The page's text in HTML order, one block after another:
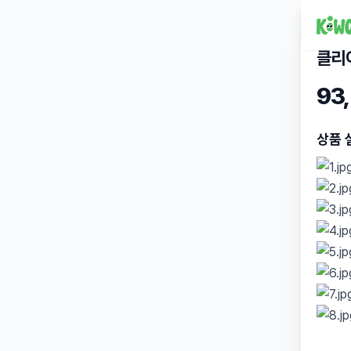
클
상품